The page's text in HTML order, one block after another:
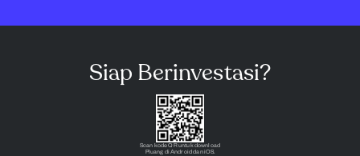
Siap Berinvestasi?
Scan kode QR untuk download
Pluang di Android dan iOS.